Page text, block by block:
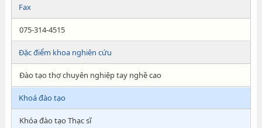
Fax
075-314-4515
Đặc điểm khoa nghiên cứu
Đào tạo thợ chuyên nghiệp tay nghề cao
Khoá đào tạo
Khóa đào tạo Thạc sĩ